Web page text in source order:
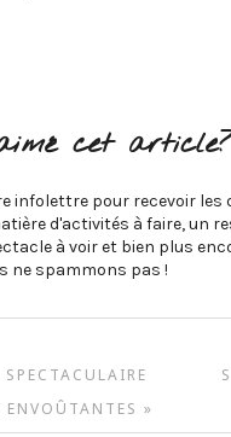
cet
infolettre pour recevoir les
d'activités à faire, un
à voir et bien plus
ne spammons pas !
ENVOÛTANTES »